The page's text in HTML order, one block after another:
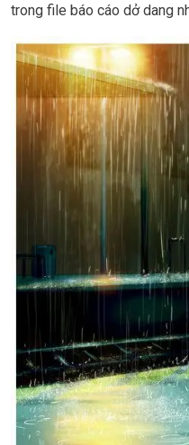
trong file báo cáo dở dang